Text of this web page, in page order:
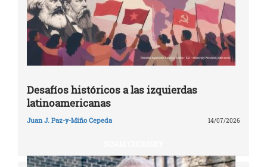
Desafíos históricos a las izquierdas
latinoamericanas
Juan J. Paz-y-Miño Cepeda 14/07/2026